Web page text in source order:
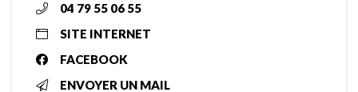
04 79 55 06 55
SITE INTERNET
FACEBOOK
ENVOYER UN MAIL